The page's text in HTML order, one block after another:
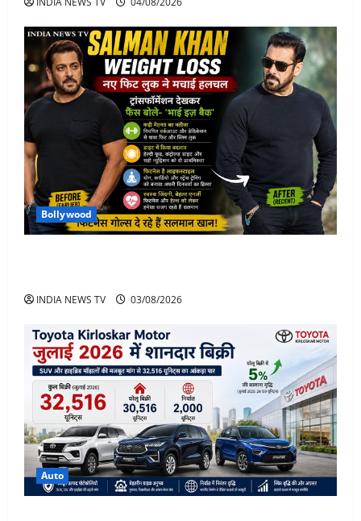
Bollywood
INDIA NEWS TV 03/08/2026
Auto